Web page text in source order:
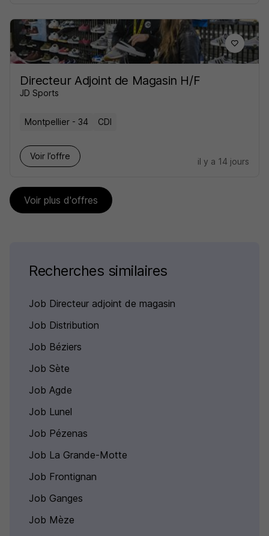
Directeur Adjoint de Magasin H/F
JD Sports
Montpellier - 34 CDI
Voir l’offre
il y a 14 jours
Voir plus d'offres
Recherches similaires
Job Directeur adjoint de magasin
Job Distribution
Job Béziers
Job Sète
Job Agde
Job Lunel
Job Pézenas
Job La Grande-Motte
Job Frontignan
Job Ganges
Job Mèze